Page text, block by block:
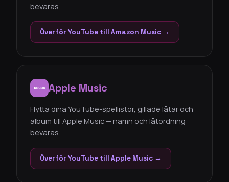
bevaras.
Överför YouTube till Amazon Music →
Apple Music
Flytta dina YouTube-spellistor, gillade låtar och
album till Apple Music — namn och låtordning
bevaras.
Överför YouTube till Apple Music →